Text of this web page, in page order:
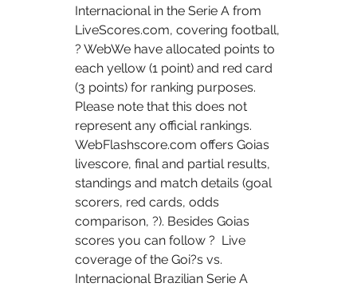
Internacional in the Serie A from
LiveScores.com, covering football,
? WebWe have allocated points to
each yellow (1 point) and red card
(3 points) for ranking purposes.
Please note that this does not
represent any official rankings.
WebFlashscore.com offers Goias
livescore, final and partial results,
standings and match details (goal
scorers, red cards, odds
comparison, ?). Besides Goias
scores you can follow ?  Live
coverage of the Goi?s vs.
Internacional Brazilian Serie A